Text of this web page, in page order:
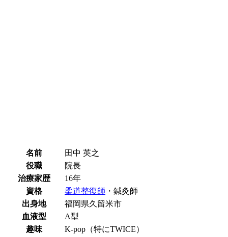
名前
田中 英之
役職
院長
治療家歴
16年
資格
柔道整復師 ・鍼灸師
出身地
福岡県久留米市
血液型
A型
趣味
K-pop（特にTWICE）